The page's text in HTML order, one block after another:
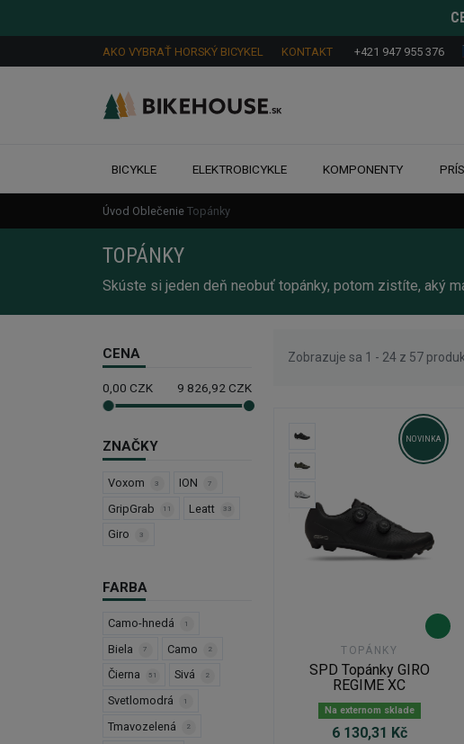
AKO VYBRAŤ HORSKÝ BICYKEL KONTAKT +421 947 955 376
BICYKLE ELEKTROBICYKLE KOMPONENTY
Úvod Oblečenie Topánky
TOPÁNKY
Skúste si jeden deň neobuť topánky, potom zistíte, aký
CENA
0,00 CZK 9 826,92 CZK
ZNAČKY
Voxom 3 ION 7
GripGrab 11 Leatt 33
Giro 3
FARBA
Camo-hnedá 1
Biela 7 Camo 2
Čierna 51 Sivá 2
Svetlomodrá 1
Tmavozelená 2
Zobrazuje sa 1 - 24 z 57
NOVINKA
TOPÁNKY
SPD Topánky GIRO
REGIME XC
Na externom sklade
6 130,31 Kč